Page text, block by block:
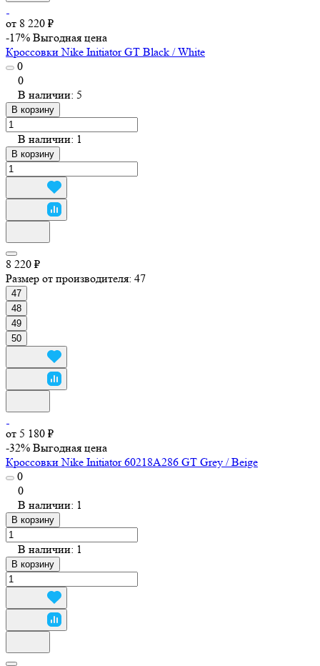
от 8 220 ₽
-17% Выгодная цена
Кроссовки Nike Initiator GT Black / White
0
0
В наличии: 5
В корзину
В наличии: 1
В корзину
8 220 ₽
Размер от производителя: 47
47
48
49
50
от 5 180 ₽
-32% Выгодная цена
Кроссовки Nike Initiator 60218A286 GT Grey / Beige
0
0
В наличии: 1
В корзину
В наличии: 1
В корзину